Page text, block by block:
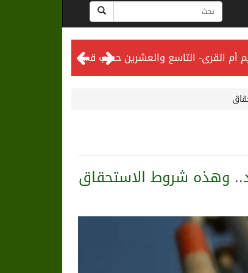
المحكمة العليا تدعو إلى تحري رؤية هلال شهر ذي الحجة مساء يوم الأحد الثلاثين من شهر ذي القعدة -حسب تقويم أم القرى- التاسع والعشرين حسب قرار المحكمة العليا
وهذه شروط الاستحقاق